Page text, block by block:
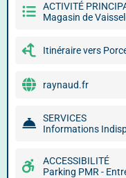
ACTIVITÉ
Magasin de
Itinéraire vers
raynaud.fr
SERVICES
Informations
ACCESSIBILITÉ
Parking PMR -